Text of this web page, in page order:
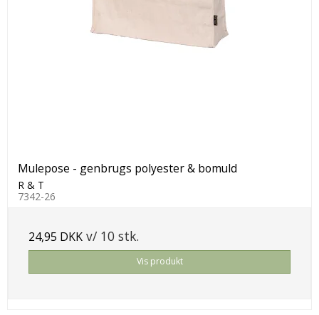
Mulepose - genbrugs polyester & bomuld
R & T
7342-26
24,95 DKK v/ 10 stk.
Vis produkt